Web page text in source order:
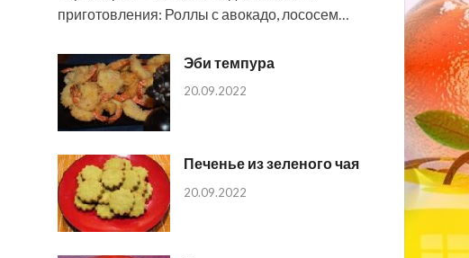
приготовления: Роллы с авокадо, лососем…
Эби темпура
20.09.2022
Печенье из зеленого чая
20.09.2022